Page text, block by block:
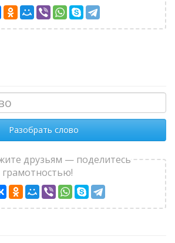
Разобрать слово
друзьям — поделитесь
грамотностью!